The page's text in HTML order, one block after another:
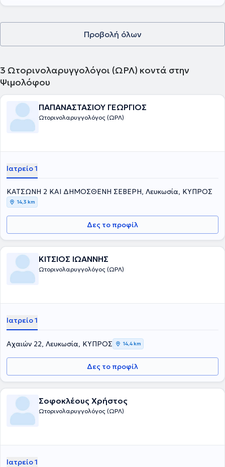
Προβολή όλων
3 Ωτορινολαρυγγολόγοι (ΩΡΛ) κοντά στην
Ψιμολόφου
ΠΑΠΑΝΑΣΤΑΣΙΟΥ ΓΕΩΡΓΙΟΣ
Ωτορινολαρυγγολόγος (ΩΡΛ)
Ιατρείο 1
ΚΑΤΣΩΝΗ 2 ΚΑΙ ΔΗΜΟΣΘΕΝΗ ΣΕΒΕΡΗ, Λευκωσία, ΚΥΠΡΟΣ
14,3 km
Δες το προφίλ
ΚΙΤΣΙΟΣ ΙΩΑΝΝΗΣ
Ωτορινολαρυγγολόγος (ΩΡΛ)
Ιατρείο 1
Αχαιών 22, Λευκωσία, ΚΥΠΡΟΣ 14,4 km
Δες το προφίλ
Σοφοκλέους Χρήστος
Ωτορινολαρυγγολόγος (ΩΡΛ)
Ιατρείο 1